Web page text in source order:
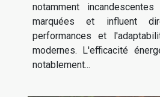
notamment
marquées et influent
performances et
modernes. L'efficacité
notablement...